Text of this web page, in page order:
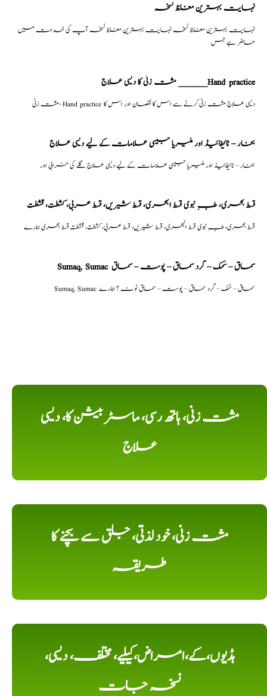
نہایت بہترین مغلظ نسخہ
نہایت بہترین مغلظ نسخہ نہایت بہترین مغلظ نسخہ آپ کی خدمت میں
حاضر ہے جس
مشت زنی کا دیسی علاج _______Hand practice
مشت زنی–Hand practice دیسی علاج مشت زنی کرنے سے اس کا نقصان اور اس کا
بخار – ٹائیفائیڈ اور ملیریا جیسی علامات کے لیے دیسی علاج
بخار – ٹائیفائیڈ اور ملیریا جیسی علامات کے لیے دیسی علاج گلے کی خرابی اور
قسط بحری، طبِ نبوی قسط البحری، قسط شیریں، قسط عربی، كشطت، قشطت
قسط بحری، طبِ نبوی قسط البحری، قسط شیریں، قسط عربی، كشطت، قشطت قسط بحری ہمارے
Sumaq, Sumac سماق – سُمک – گرد سماق – پوست – سماق
Sumaq, Sumac سماق – سُمک – گرد سماق – پوست – سماق نوٹ ؟ ہمارے
مشت زنی، ہاتھ رسی، ماسٹر بیشن کا، دیسی
علاج
مشت زنی، خود لذتی، جلق سے بچنے کا
طریقہ
ہڈیوں،کے،امراض،کیلیے، مختلف، دیسی،
نسخہ جات